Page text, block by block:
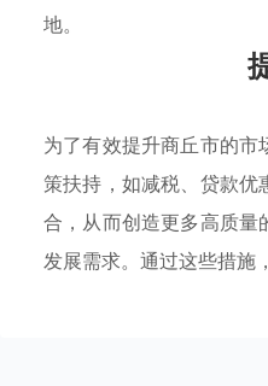
地。
为了有效提升商丘市的市
策扶持，如减税、贷款
合，从而创造更多高质
发展需求。通过这些措施